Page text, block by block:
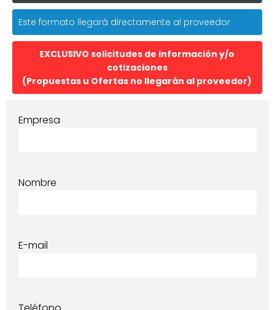
Este formato llegará directamente al proveedor
EXCLUSIVO solicitudes de información y/o
cotizaciones
(Propuestas u Ofertas no llegarán al proveedor)
Empresa
Nombre
E-mail